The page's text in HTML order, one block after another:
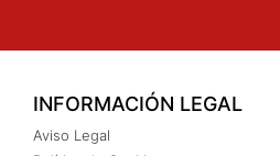
INFORMACIÓN LEGAL
Aviso Legal